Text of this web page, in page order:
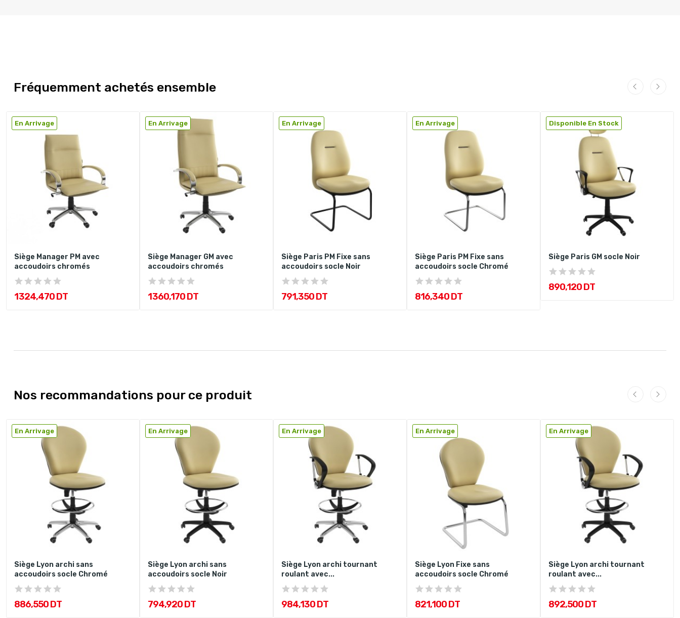
Fréquemment achetés ensemble
En Arrivage
Siège Manager PM avec
accoudoirs chromés
1 324,470 DT
En Arrivage
Siège Manager GM avec
accoudoirs chromés
1 360,170 DT
En Arrivage
Siège Paris PM Fixe sans
accoudoirs socle Noir
791,350 DT
En Arrivage
Siège Paris PM Fixe sans
accoudoirs socle Chromé
816,340 DT
Disponible En Stock
Siège Paris GM socle Noir
890,120 DT
Nos recommandations pour ce produit
En Arrivage
Siège Lyon archi sans
accoudoirs socle Chromé
886,550 DT
En Arrivage
Siège Lyon archi sans
accoudoirs socle Noir
794,920 DT
En Arrivage
Siège Lyon archi tournant
roulant avec...
984,130 DT
En Arrivage
Siège Lyon Fixe sans
accoudoirs socle Chromé
821,100 DT
En Arrivage
Siège Lyon archi tournant
roulant avec...
892,500 DT